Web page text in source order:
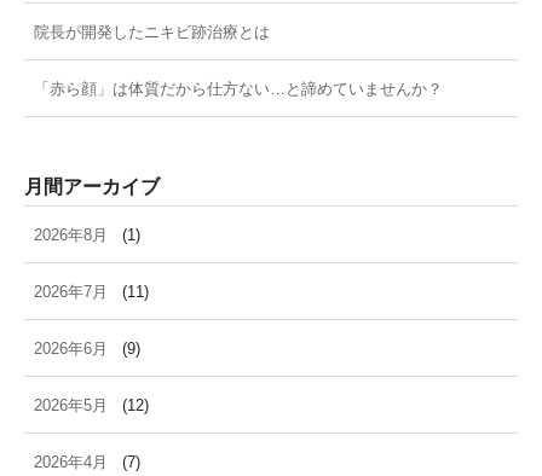
院長が開発したニキビ跡治療とは
「赤ら顔」は体質だから仕方ない…と諦めていませんか？
月間アーカイブ
2026年8月 (1)
2026年7月 (11)
2026年6月 (9)
2026年5月 (12)
2026年4月 (7)